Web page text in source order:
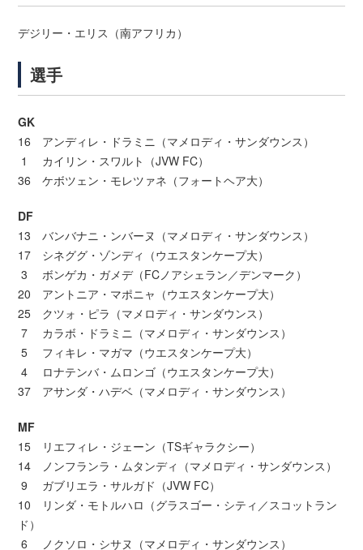
デジリー・エリス（南アフリカ）
選手
GK
16 アンディレ・ドラミニ（マメロディ・サンダウンス）
1 カイリン・スワルト（JVW FC）
36 ケボツェン・モレツァネ（フォートヘア大）
DF
13 バンバナニ・ンバーヌ（マメロディ・サンダウンス）
17 シネググ・ゾンディ（ウエスタンケープ大）
3 ボンゲカ・ガメデ（FCノアシェラン／デンマーク）
20 アントニア・マポニャ（ウエスタンケープ大）
25 クツォ・ピラ（マメロディ・サンダウンス）
7 カラボ・ドラミニ（マメロディ・サンダウンス）
5 フィキレ・マガマ（ウエスタンケープ大）
4 ロナテンバ・ムロンゴ（ウエスタンケープ大）
37 アサンダ・ハデベ（マメロディ・サンダウンス）
MF
15 リエフィレ・ジェーン（TSギャラクシー）
14 ノンフランラ・ムタンディ（マメロディ・サンダウンス）
9 ガブリエラ・サルガド（JVW FC）
10 リンダ・モトルハロ（グラスゴー・シティ／スコットラン
ド）
6 ノクソロ・シサヌ（マメロディ・サンダウンス）